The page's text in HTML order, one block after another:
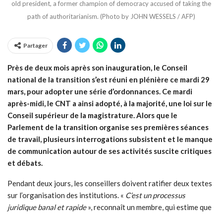
old president, a former champion of democracy accused of taking the
path of authoritarianism. (Photo by JOHN WESSELS / AFP)
Partager
Près de deux mois après son inauguration, le Conseil
national de la transition s’est réuni en plénière ce mardi 29
mars, pour adopter une série d’ordonnances. Ce mardi
après-midi, le CNT a ainsi adopté, à la majorité, une loi sur le
Conseil supérieur de la magistrature. Alors que le
Parlement de la transition organise ses premières séances
de travail, plusieurs interrogations subsistent et le manque
de communication autour de ses activités suscite critiques
et débats.
Pendant deux jours, les conseillers doivent ratifier deux textes
sur l’organisation des institutions. « C’est un processus
juridique banal et rapide», reconnaît un membre, qui estime que